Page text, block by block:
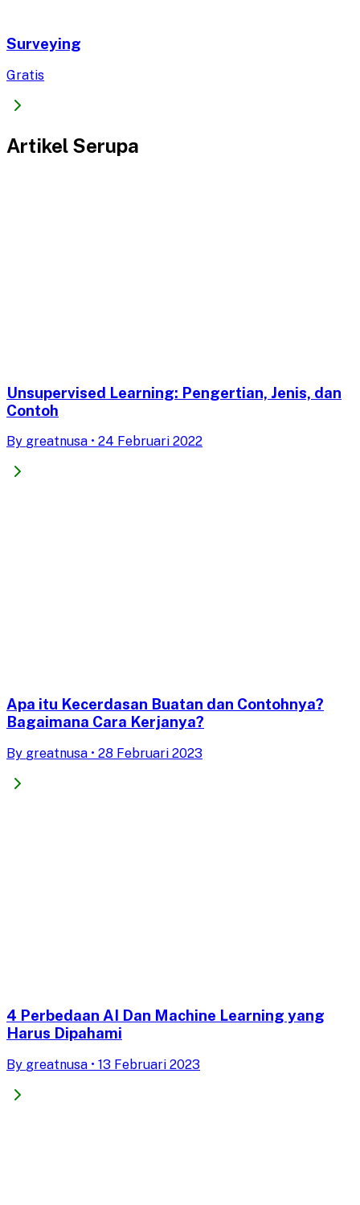
Surveying
Gratis
Artikel Serupa
Unsupervised Learning: Pengertian, Jenis, dan
Contoh
By greatnusa • 24 Februari 2022
Apa itu Kecerdasan Buatan dan Contohnya?
Bagaimana Cara Kerjanya?
By greatnusa • 28 Februari 2023
4 Perbedaan AI Dan Machine Learning yang
Harus Dipahami
By greatnusa • 13 Februari 2023